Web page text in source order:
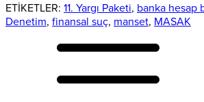
ETİKETLER: 11. Yargı Paketi, banka hesap
Denetim, finansal suç, manset, MASAK